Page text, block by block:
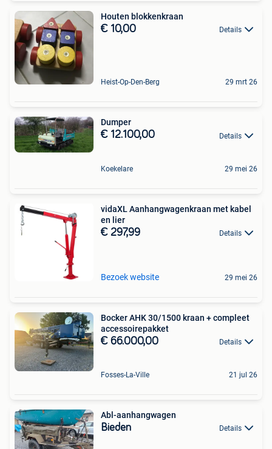
Houten blokkenkraan
€ 10,00 Details
Heist-Op-Den-Berg 29 mrt 26
Dumper
€ 12.100,00 Details
Koekelare 29 mei 26
vidaXL Aanhangwagenkraan met kabel
en lier
€ 297,99 Details
Bezoek website 29 mei 26
Bocker AHK 30/1500 kraan + compleet
accessoirepakket
€ 66.000,00 Details
Fosses-La-Ville 21 jul 26
Abl-aanhangwagen
Bieden Details